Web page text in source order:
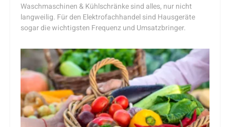
Waschmaschinen & Kühlschränke sind alles, nur nicht
langweilig. Für den Elektrofachhandel sind Hausgeräte
sogar die wichtigsten Frequenz und Umsatzbringer.